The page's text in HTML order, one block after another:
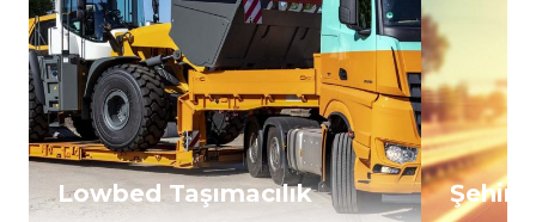
Lowbed Taşımacılık